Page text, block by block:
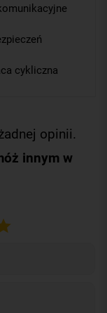
cykliczna
opinii.
innym w